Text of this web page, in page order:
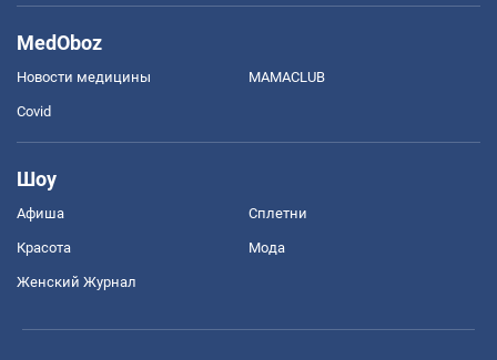
MedOboz
Новости медицины MAMACLUB
Covid
Шоу
Афиша Сплетни
Красота Мода
Женский Журнал